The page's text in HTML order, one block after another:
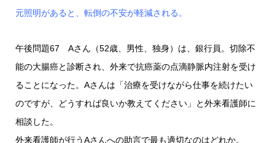
元照明があると、転倒の不安が軽減される。
午後問題67 Aさん（52歳、男性、独身）は、銀行員。切除不
能の大腸癌と診断され、外来で抗癌薬の点滴静脈内注射を受け
ることになった。Aさんは「治療を受けながら仕事を続けたい
のですが、どうすれば良いか教えてください」と外来看護師に
相談した。
外来看護師が行うAさんへの助言で最も適切なのはどれか。